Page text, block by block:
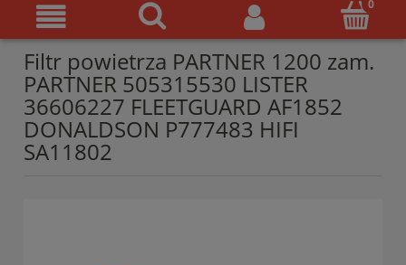
Filtr powietrza PARTNER 1200 zam.
PARTNER 505315530 LISTER
36606227 FLEETGUARD AF1852
DONALDSON P777483 HIFI
SA11802